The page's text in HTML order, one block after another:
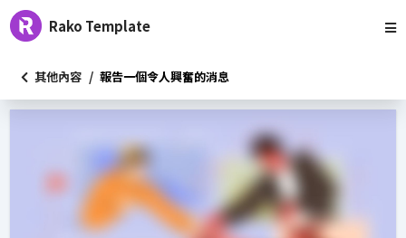
Rako Template
其他內容 / 報告一個令人興奮的消息